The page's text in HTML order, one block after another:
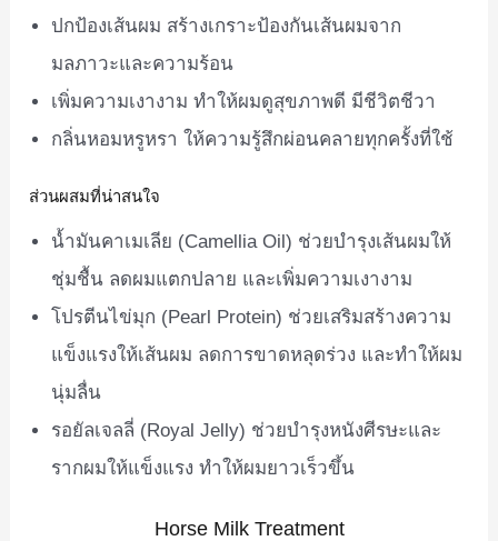
ปกป้องเส้นผม สร้างเกราะป้องกันเส้นผมจาก
มลภาวะและความร้อน
เพิ่มความเงางาม ทำให้ผมดูสุขภาพดี มีชีวิตชีวา
กลิ่นหอมหรูหรา ให้ความรู้สึกผ่อนคลายทุกครั้งที่ใช้
ส่วนผสมที่น่าสนใจ
น้ำมันคาเมเลีย (Camellia Oil) ช่วยบำรุงเส้นผมให้
ชุ่มชื้น ลดผมแตกปลาย และเพิ่มความเงางาม
โปรตีนไข่มุก (Pearl Protein) ช่วยเสริมสร้างความ
แข็งแรงให้เส้นผม ลดการขาดหลุดร่วง และทำให้ผม
นุ่มลื่น
รอยัลเจลลี่ (Royal Jelly) ช่วยบำรุงหนังศีรษะและ
รากผมให้แข็งแรง ทำให้ผมยาวเร็วขึ้น
Horse Milk Treatment